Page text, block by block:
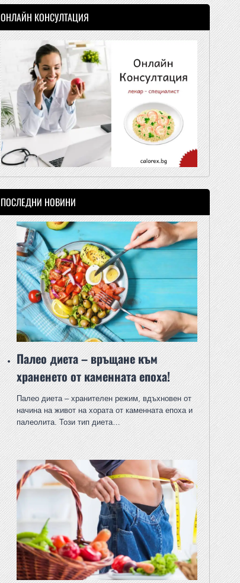
ОНЛАЙН КОНСУЛТАЦИЯ
ПОСЛЕДНИ НОВИНИ
Палео диета – връщане към
храненето от каменната епоха!
Палео диета – хранителен режим, вдъхновен от
начина на живот на хората от каменната епоха и
палеолита. Този тип диета…